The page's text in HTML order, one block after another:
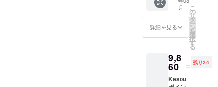
い。 ※
初期不
合を除
き、返
断りさ
せてて
いただ
きま
500円の
リター
ンを合
わせて
ます。
※生産の
上、ま
サイズ
をご選
択くだ
さい。
27.0cm
よりお
選びい
ただけ
価格
12800
円→早
割価格
9860
円】 ・
様限
定！販
売予定
価格よ
月
詳細を見る
こ
の
リ
タ
ー
ン
を
選
択
す
る
9,8
60 円
残り24
Kesou